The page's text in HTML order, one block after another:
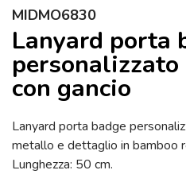
Home » Lacci da collo
personalizzato in cotone con
MIDMO6830
Lanyard porta
con gancio
Lanyard porta badge
metallo e dettaglio in bamboo
Lunghezza: 50 cm.